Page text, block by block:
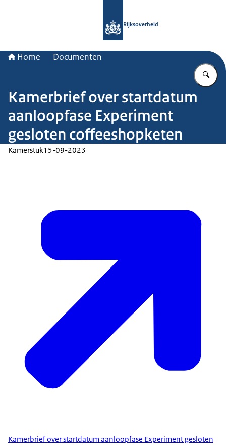
Rijksoverheid
Home Documenten
Kamerbrief over startdatum
aanloopfase Experiment
gesloten coffeeshopketen
Kamerstuk15-09-2023
Kamerbrief over startdatum aanloopfase Experiment gesloten